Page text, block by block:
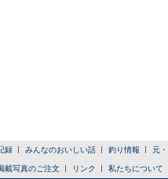
録 みんなのおいしい話 釣り情報 元
載写真のご注文 リンク 私たちについて